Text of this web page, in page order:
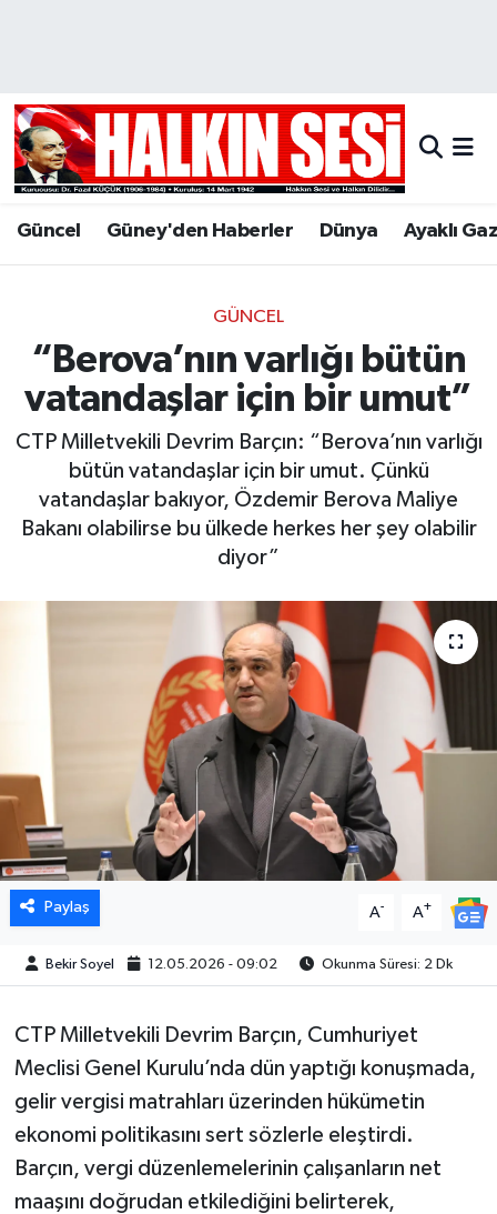
Güncel Güney'den Haberler Dünya Ayaklı
GÜNCEL
“Berova’nın varlığı bütün
vatandaşlar için bir umut”
CTP Milletvekili Devrim Barçın: “Berova’nın varlığı
bütün vatandaşlar için bir umut. Çünkü
vatandaşlar bakıyor, Özdemir Berova Maliye
Bakanı olabilirse bu ülkede herkes her şey olabilir
diyor”
Paylaş A- A+
Bekir Soyel 12.05.2026 - 09:02 Okunma Süresi: 2 Dk
CTP Milletvekili Devrim Barçın, Cumhuriyet
Meclisi Genel Kurulu’nda dün yaptığı konuşmada,
gelir vergisi matrahları üzerinden hükümetin
ekonomi politikasını sert sözlerle eleştirdi.
Barçın, vergi düzenlemelerinin çalışanların net
maaşını doğrudan etkilediğini belirterek,
Hava Durumu
Trafik Durumu
Son Dakika Haberleri